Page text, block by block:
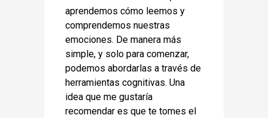
aprendemos cómo leemos y
comprendemos nuestras
emociones. De manera más
simple, y solo para comenzar,
podemos abordarlas a través de
herramientas cognitivas. Una
idea que me gustaría
recomendar es que te tomes el